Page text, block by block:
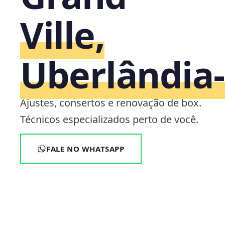
Ville,
Ajustes, consertos e renovação de box.
Técnicos especializados perto de você.
FALE NO WHATSAPP